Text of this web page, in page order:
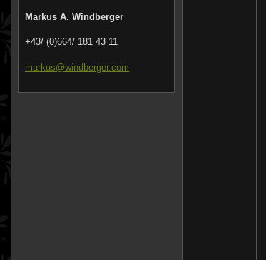
Markus A. Windberger
+43/ (0)664/ 181 43 11
markus@windberger.com